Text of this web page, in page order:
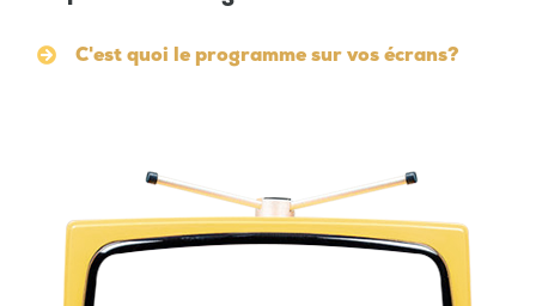
C'est quoi le programme sur vos écrans?